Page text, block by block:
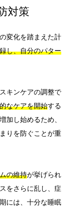
対策
変化を踏まえた計
し、自分のパター
キンケアの調整で
なケアを開始する
加し始めるため、
りを防ぐことが重
の維持が挙げられ
をさらに乱し、症
には、十分な睡眠